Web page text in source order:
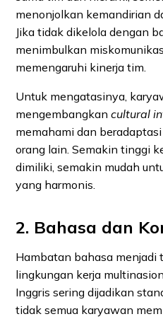
menonjolkan kemandirian
Jika tidak dikelola dengan
menimbulkan
memengaruhi kinerja tim.
Untuk mengatasinya,
mengembangkancultural
memahami dan
orang lain. Semakin tinggi
dimiliki, semakin mudah
yang harmonis.
2. Bahasa dan
Hambatan bahasa menjadi
lingkungan kerja
Inggris sering dijadikan
tidak semua karyawan